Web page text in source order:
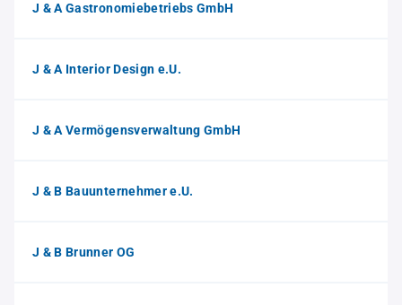
J & A Gastronomiebetriebs GmbH
J & A Interior Design e.U.
J & A Vermögensverwaltung GmbH
J & B Bauunternehmer e.U.
J & B Brunner OG